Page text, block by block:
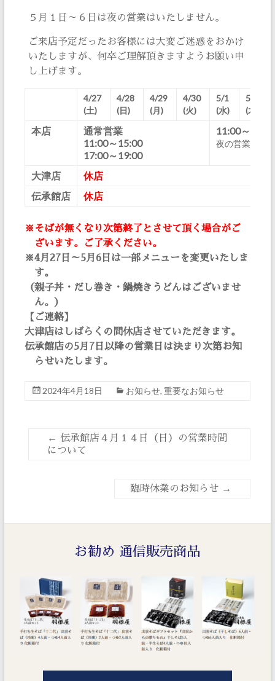
５月１日～６日は夜の営業はいたしません。
ご来店予定だったお客様には大変ご迷惑をおかけ
いたしますが、何卒ご理解頂きますようお願い申
し上げます。
4/27
(土)
4/28
(日)
4/29
(月)
4/30
(火)
5/1
(水)
5/2
(木)
本店
通常営業
11:00～15:00
17:00～19:00
11:00～15:00
夜の営業はい
大津店
休店
伝承館店
休店
※そばが無くなり次第終了とさせて頂く場合がご
ざいます。ご了承ください。
※4月27日～5月6日は一部メニューを変更いたしま
す。
（親子丼・だし巻き・鍋焼きうどんはございませ
ん。）
【ご連絡】
大津店はしばらくの間休店させていただきます。
伝承館店の5月7日以降の営業日は決まり次第お知
らせいたします。
2024年4月18日 お知らせ,重要なお知らせ
← 伝承館店４月１４日（日）の営業時間
について
臨時休業のお知らせ →
お勧め 通信販売商品